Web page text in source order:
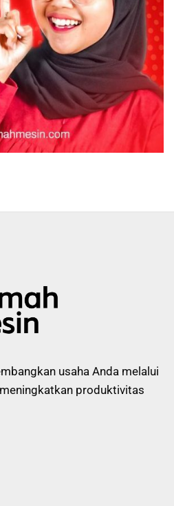
usaha Anda melalui
produktivitas